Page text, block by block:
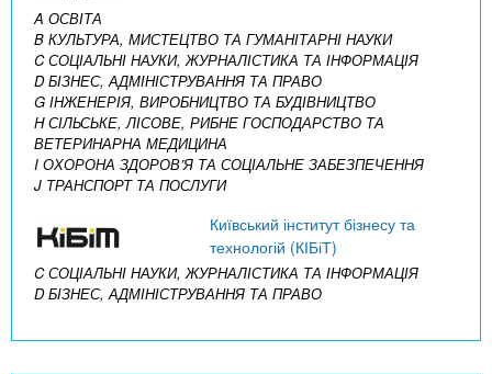
A ОСВІТА
B КУЛЬТУРА, МИСТЕЦТВО ТА ГУМАНІТАРНІ НАУКИ
C СОЦІАЛЬНІ НАУКИ, ЖУРНАЛІСТИКА ТА ІНФОРМАЦІЯ
D БІЗНЕС, АДМІНІСТРУВАННЯ ТА ПРАВО
G ІНЖЕНЕРІЯ, ВИРОБНИЦТВО ТА БУДІВНИЦТВО
H СІЛЬСЬКЕ, ЛІСОВЕ, РИБНЕ ГОСПОДАРСТВО ТА
ВЕТЕРИНАРНА МЕДИЦИНА
I ОХОРОНА ЗДОРОВ’Я ТА СОЦІАЛЬНЕ ЗАБЕЗПЕЧЕННЯ
J ТРАНСПОРТ ТА ПОСЛУГИ
Київський інститут бізнесу та
технологій (КІБіТ)
C СОЦІАЛЬНІ НАУКИ, ЖУРНАЛІСТИКА ТА ІНФОРМАЦІЯ
D БІЗНЕС, АДМІНІСТРУВАННЯ ТА ПРАВО